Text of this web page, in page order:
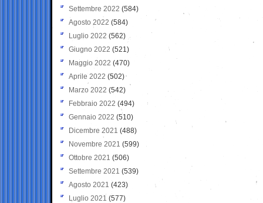
Settembre 2022 (584)
Agosto 2022 (584)
Luglio 2022 (562)
Giugno 2022 (521)
Maggio 2022 (470)
Aprile 2022 (502)
Marzo 2022 (542)
Febbraio 2022 (494)
Gennaio 2022 (510)
Dicembre 2021 (488)
Novembre 2021 (599)
Ottobre 2021 (506)
Settembre 2021 (539)
Agosto 2021 (423)
Luglio 2021 (577)